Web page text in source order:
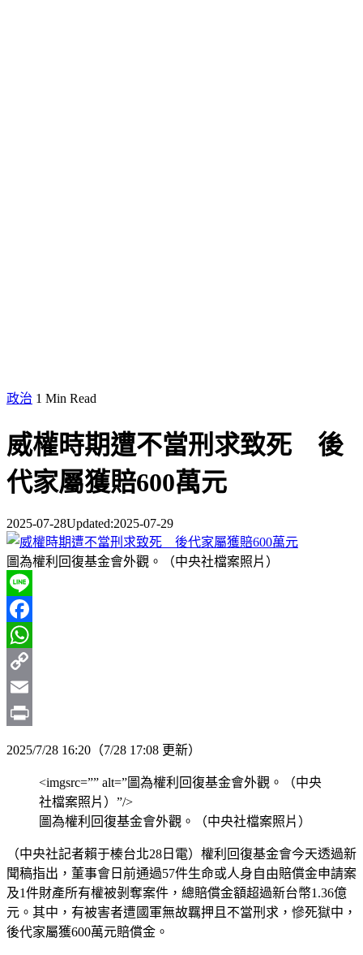
政治 1 Min Read
威權時期遭不當刑求致死 後
代家屬獲賠600萬元
2025-07-28Updated:2025-07-29
圖為權利回復基金會外觀。（中央社檔案照片）
Line
Facebook
WhatsApp
Copy
Link
Email
2025/7/28 16:20（7/28 17:08 更新）
<imgsrc=”” alt=”圖為權利回復基金會外觀。（中央
社檔案照片）”/>
圖為權利回復基金會外觀。（中央社檔案照片）
（中央社記者賴于榛台北28日電）權利回復基金會今天透過新
聞稿指出，董事會日前通過57件生命或人身自由賠償金申請案
及1件財產所有權被剝奪案件，總賠償金額超過新台幣1.36億
元。其中，有被害者遭國軍無故羈押且不當刑求，慘死獄中，
後代家屬獲600萬元賠償金。